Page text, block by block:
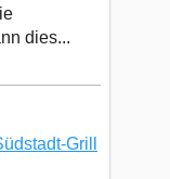
dies...
Grill